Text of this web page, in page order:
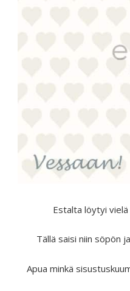
Estalta löytyi vielä
Tällä saisi niin söpön
Apua minkä